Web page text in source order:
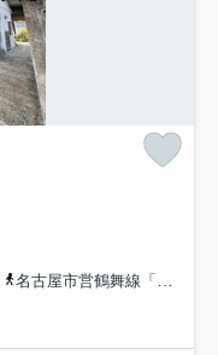
名古屋市営鶴舞線「塩釜口」駅 徒歩26分